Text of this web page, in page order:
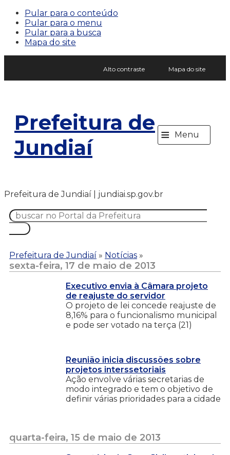
Pular para o conteúdo
Pular para o menu
Pular para a busca
Mapa do site
Alto contraste Mapa do site
Prefeitura de
Jundiaí
≡ Menu
Prefeitura de Jundiaí | jundiai.sp.gov.br
Prefeitura de Jundiaí » Notícias »
sexta-feira, 17 de maio de 2013
Executivo envia à Câmara projeto
de reajuste do servidor
O projeto de lei concede reajuste de
8,16% para o funcionalismo municipal
e pode ser votado na terça (21)
Reunião inicia discussões sobre
projetos interssetoriais
Ação envolve várias secretarias de
modo integrado e tem o objetivo de
definir várias prioridades para a cidade
quarta-feira, 15 de maio de 2013